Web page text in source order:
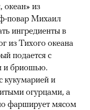
океан» из
повар Михаил
ингредиенты в
из Тихого океана
подается с
и бриошью.
кукумарией и
огурцами, а
фарширует мясом